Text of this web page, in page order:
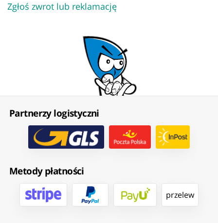
Zgłoś zwrot lub reklamację
Partnerzy logistyczni
Metody płatności
przelew